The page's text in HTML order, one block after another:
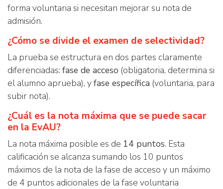
forma voluntaria si necesitan mejorar su nota de
admisión.
¿Cómo se divide el examen de selectividad?
La prueba se estructura en dos partes claramente
diferenciadas: fase de acceso (obligatoria, determina si
el alumno aprueba), yfase específica (voluntaria, para
subir nota).
¿Cuál es la nota máxima que se puede sacar
en la EvAU?
La nota máxima posible es de 14 puntos. Esta
calificación se alcanza sumando los 10 puntos
máximos de la nota de la fase de acceso y un máximo
de 4 puntos adicionales de la fase voluntaria